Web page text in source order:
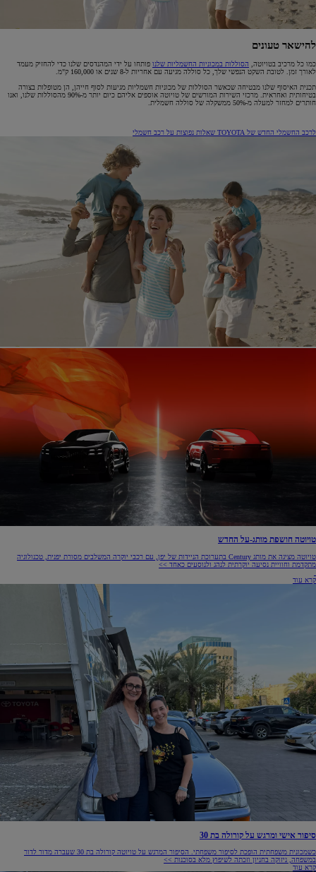
להישאר טעונים
כמו כל מרכיב בטויוטה, הסוללות במכוניות החשמליות שלנו פותחו על ידי המהנדסים שלנו כדי להחזיק מעמד
לאורך זמן. לטובת השקט הנפשי שלך, כל סוללה מגיעה עם אחריות ל-8 שנים או 160,000 ק"מ.
תכנית האיסוף שלנו מבטיחה שכאשר הסוללות של מכוניות חשמליות מגיעות לסוף חייהן, הן מטופלות בצורה
בטיחותית ואחראית. מרכזי השירות המורשים של טויוטה אוספים אליהם כיום יותר מ-90% מהסוללות שלנו, ואנו
חותרים למחזר למעלה מ-50% ממשקלה של סוללה חשמלית.
לרכב החשמלי החדש של TOYOTA שאלות נפוצות על רכב חשמלי
טויוטה חושפת מותג-על החדש
טויוטה מציגה את מותג Century בתערוכת הניידות של יפן, עם רכבי יוקרה המשלבים מסורת יפנית, טכנולוגיה
מתקדמת וחוויית נסיעה יוקרתית לנהג ולנוסעים כאחד >>
קרא עוד
סיפור אישי ומרגש על קורולה בת 30
כשמכונית משפחתית הופכת לסיפור משפחתי. הסיפור המרגש על טויוטה קורולה בת 30 שעברה מדור לדור
במשפחה, ניזוקה בחניון וזכתה לשיפוץ מלא בסוכנות >>
קרא עוד